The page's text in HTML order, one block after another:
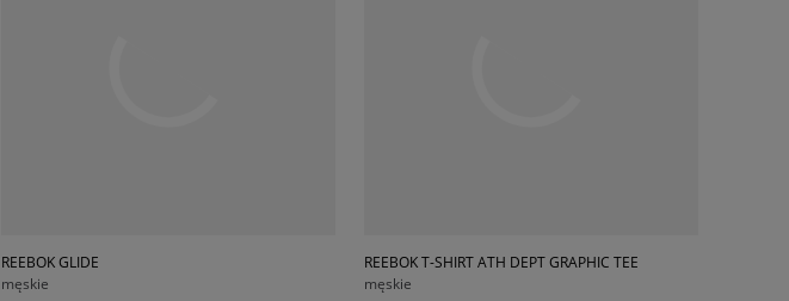
REEBOK GLIDE
męskie
REEBOK T-SHIRT ATH DEPT GRAPHIC TEE
męskie